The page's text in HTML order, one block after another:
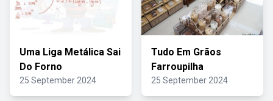
Uma Liga Metálica Sai
Do Forno
25 September 2024
Tudo Em Grãos
Farroupilha
25 September 2024